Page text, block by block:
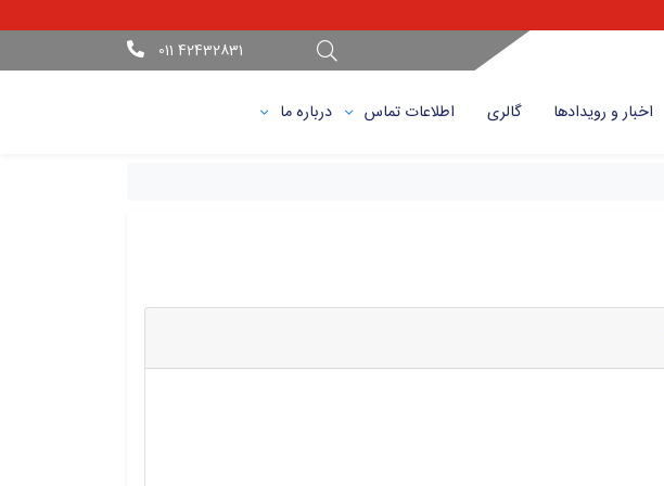
42432831 011
اخبار و رویداد‌ها گالری اطلاعات تماس درباره ما